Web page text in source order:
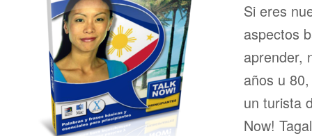
Si eres
aspectos
aprender,
años u
un turista
Now!